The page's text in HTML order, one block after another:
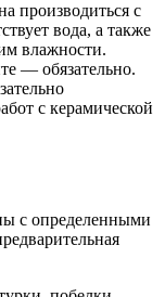
производиться с
вода, а также
влажности.
— обязательно.
с керамической
с определенными